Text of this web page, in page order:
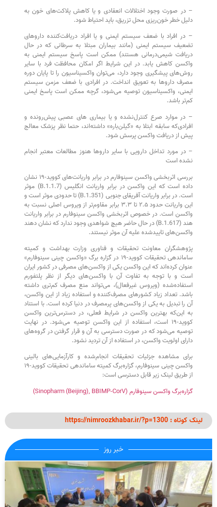
– در صورت وجود اختلالات انعقادی و یا کاهش پلاکت‌های خون به
دلیل خطر خون‌ریزی محل تزریق، باید احتیاط شود.
– در افراد با ضعف سیستم ایمنی و یا افراد دریافت‌کننده داروهای
تضعیف سیستم ایمنی (مانند بیماران مبتلا به سرطانی که در حال
دریافت شیمی‌درمانی هستند) ممکن است پاسخ سیستم ایمنی به
واکسن کاهش یابد. در این شرایط اگر امکان محافظت فرد با سایر
روش‌های پیشگیری وجود دارد، می‌توان واکسیناسیون را تا پایان دوره
مصرف داروها به تعویق انداخت. در افرادی با ضعف مزمن سیستم
ایمنی، واکسیناسیون توصیه می‌شود، گرچه ممکن است پاسخ ایمنی
کم‌تر باشد.
– در موارد صرع کنترل‌نشده و یا بیماری های عصبی پیش‌رونده و
افرادی‌که سابقه ابتلا به «گیلن‌باره» داشته‌اند، حتما نظر پزشک معالج
پیش از دریافت واکسن پرسش شود.
– در مورد تداخل دارویی با سایر داروها هنوز مطالعات معتبر انجام
نشده است
بررسی اثربخشی واکسن سینوفارم در برابر واریانت‌های کووید-۱۹ نشان
داده است که این واکسن در برابر واریانت انگلیس (B.1.1.7) موثر
است. در برابر واریانت آفریقای جنوبی (B.1.351) تا حدودی موثر است و
این واریانت حدود ۲.۵ تا ۳.۳ برابر مقاوم‌تر از ویروس اصلی نسبت به
واکسن است. در خصوص اثربخشی واکسن سینوفارم در برابر واریانت
هند (B.1.617) در حال حاضر هیچ شواهدی وجود ندارد که نشان دهند
واکسن‌های تاییدشده علیه آن موثر نیستند.
پژوهشگران معاونت تحقیقات و فناوری وزارت بهداشت و کمیته
ساماندهی تحقیقات کووید-۱۹ در گزاره برگ «واکسن چینی سینوفارم»
عنوان کرده‌اند که این واکسن یکی از واکسن‌های مصرفی در کشور ایران
است و با توجه به تفاوت آن با واکسن‌های دیگر از نظر پلتفورم
استفاده‌شده (ویروس غیرفعال)، می‌تواند منع مصرف کم‌تری داشته
باشد. تعداد زیاد کشورهای مصرف‌کننده و استفاده زیاد از این واکسن،
آن را تبدیل به یکی از واکسن‌های پرمصرف در دنیا کرده است. با استناد
به این‌که بهترین واکسن در شرایط فعلی، در دسترس‌ترین واکسن
کووید-۱۹ است، استفاده از این واکسن توصیه می‌شود. در نهایت
توصیه می‌شود که در صورت دسترسی به آن و قرار گرفتن در گروه‌های
دارای اولویت واکسن، در استفاده از آن تردید نشود.
برای مشاهده جزئیات تحقیقات انجام‌شده و کارآزمایی‌های بالینی
واکسن چینی سینوفارم، گزاره‌برگ کمیته ساماندهی تحقیقات کووید-۱۹
از طریق لینک زیر قابل دسترسی است:
گزاره‌برگ واکسن سینوفارم (Sinopharm (Beijing), BBIMP-CorV)
لینک کوتاه : https://nimroozkhabar.ir/?p=1300
خبر روز